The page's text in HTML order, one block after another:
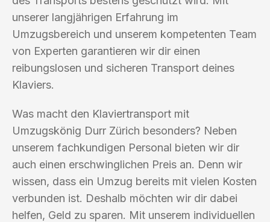
unserer langjährigen Erfahrung im
Umzugsbereich und unserem kompetenten Team
von Experten garantieren wir dir einen
reibungslosen und sicheren Transport deines
Klaviers.
Was macht den Klaviertransport mit
Umzugskönig Durr Zürich besonders? Neben
unserem fachkundigen Personal bieten wir dir
auch einen erschwinglichen Preis an. Denn wir
wissen, dass ein Umzug bereits mit vielen Kosten
verbunden ist. Deshalb möchten wir dir dabei
helfen, Geld zu sparen. Mit unserem individuellen